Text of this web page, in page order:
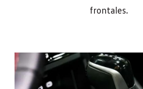
frontales.